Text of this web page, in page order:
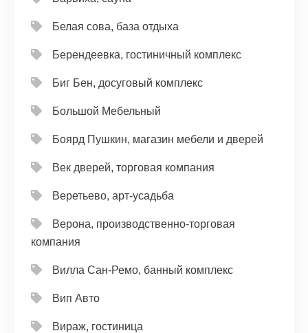
Белая сова, база отдыха
Берендеевка, гостиничный комплекс
Биг Бен, досуговый комплекс
Большой Мебельный
Боярд Пушкин, магазин мебели и дверей
Век дверей, торговая компания
Веретьево, арт-усадьба
Верона, производственно-торговая
компания
Вилла Сан-Ремо, банный комплекс
Вип Авто
Вираж, гостиница